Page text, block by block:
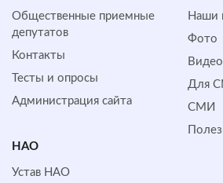
Общественные приемные
депутатов
Контакты
Тесты и опросы
Администрация сайта
Наши
Фото
Видео
Для
СМИ
НАО
Устав НАО